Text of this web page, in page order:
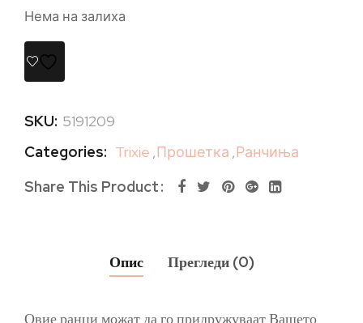
Нема на залиха
SKU: 5191209
Categories: Trixie ,Прошетка ,Ранчиња
Share This Product
Опис Прегледи (0)
Овие ранци можат да го придружуваат Вашето